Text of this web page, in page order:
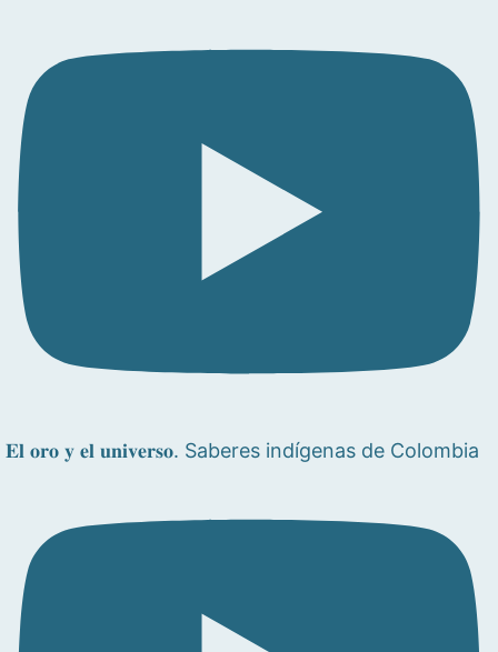
𝐄𝐥 𝐨𝐫𝐨 𝐲 𝐞𝐥 𝐮𝐧𝐢𝐯𝐞𝐫𝐬𝐨. Saberes indígenas de Colombia